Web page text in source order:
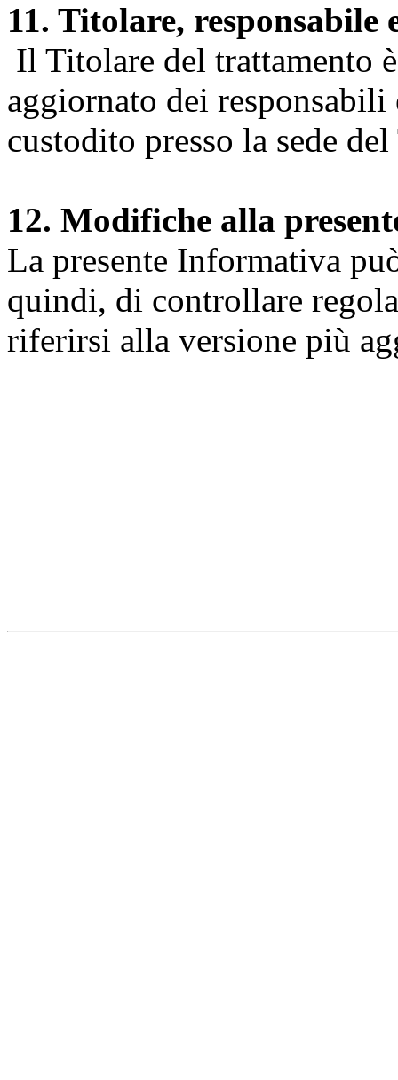
11. Titolare, responsabile
Il Titolare del trattamento
aggiornato dei
custodito presso la sede
12. Modifiche alla
La presente Informativa
quindi, di controllare
riferirsi alla versione più